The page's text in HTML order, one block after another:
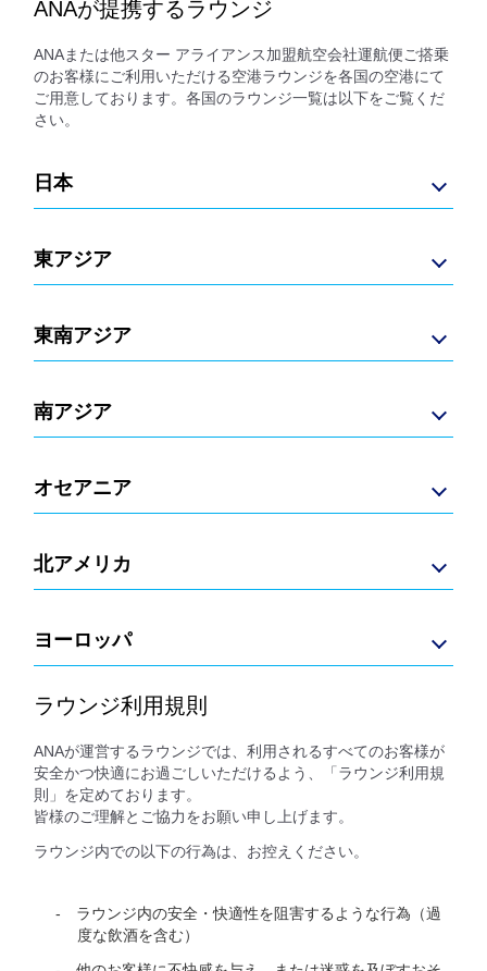
ANAが提携するラウンジ
ANAまたは他スター アライアンス加盟航空会社運航便ご搭乗
のお客様にご利用いただける空港ラウンジを各国の空港にて
ご用意しております。各国のラウンジ一覧は以下をご覧くだ
さい。
日本
東アジア
東南アジア
南アジア
オセアニア
北アメリカ
ヨーロッパ
ラウンジ利用規則
ANAが運営するラウンジでは、利用されるすべてのお客様が
安全かつ快適にお過ごしいただけるよう、「ラウンジ利用規
則」を定めております。
皆様のご理解とご協力をお願い申し上げます。
ラウンジ内での以下の行為は、お控えください。
ラウンジ内の安全・快適性を阻害するような行為（過
度な飲酒を含む）